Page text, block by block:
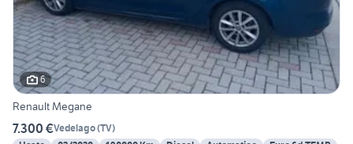
6
Renault Megane
7.300 €Vedelago(TV)